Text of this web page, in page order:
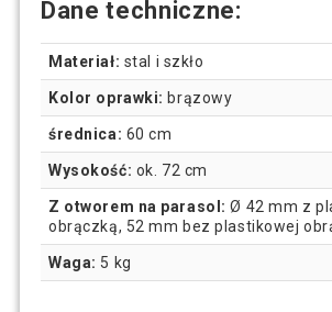
Dane techniczne:
Materiał: stal i szkło
Kolor oprawki: brązowy
średnica: 60 cm
Wysokość: ok. 72 cm
Z otworem na parasol: Ø 42 mm z
obrączką, 52 mm bez plastikowej
Waga: 5 kg